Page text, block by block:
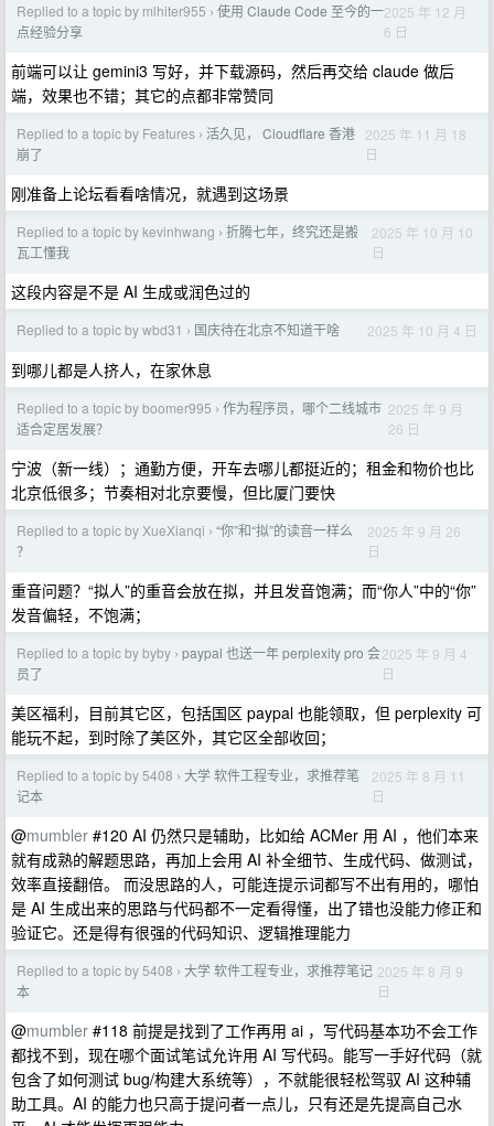
Replied to a topic by mlhiter955 › 使用 Claude Code 至今的一
点经验分享
2025 年 12 月
6 日
前端可以让 gemini3 写好，并下载源码，然后再交给 claude 做后
端，效果也不错；其它的点都非常赞同
Replied to a topic by Features › 活久见， Cloudflare 香港
崩了
2025 年 11 月 18
日
刚准备上论坛看看啥情况，就遇到这场景
Replied to a topic by kevinhwang › 折腾七年，终究还是搬
瓦工懂我
2025 年 10 月 10
日
这段内容是不是 AI 生成或润色过的
Replied to a topic by wbd31 › 国庆待在北京不知道干啥 2025 年 10 月 4 日
到哪儿都是人挤人，在家休息
Replied to a topic by boomer995 › 作为程序员，哪个二线城市
适合定居发展？
2025 年 9 月
26 日
宁波（新一线）；通勤方便，开车去哪儿都挺近的；租金和物价也比
北京低很多；节奏相对北京要慢，但比厦门要快
Replied to a topic by XueXianqi › “你”和“拟”的读音一样么
？
2025 年 9 月 26
日
重音问题？“拟人”的重音会放在拟，并且发音饱满；而“你人”中的“你”
发音偏轻，不饱满；
Replied to a topic by byby › paypal 也送一年 perplexity pro 会
员了
2025 年 9 月 4
日
美区福利，目前其它区，包括国区 paypal 也能领取，但 perplexity 可
能玩不起，到时除了美区外，其它区全部收回；
Replied to a topic by 5408 › 大学 软件工程专业，求推荐笔
记本
2025 年 8 月 11
日
@mumbler #120 AI 仍然只是辅助，比如给 ACMer 用 AI ，他们本来
就有成熟的解题思路，再加上会用 AI 补全细节、生成代码、做测试，
效率直接翻倍。 而没思路的人，可能连提示词都写不出有用的，哪怕
是 AI 生成出来的思路与代码都不一定看得懂，出了错也没能力修正和
验证它。还是得有很强的代码知识、逻辑推理能力
Replied to a topic by 5408 › 大学 软件工程专业，求推荐笔记
本
2025 年 8 月 9
日
@mumbler #118 前提是找到了工作再用 ai ，写代码基本功不会工作
都找不到，现在哪个面试笔试允许用 AI 写代码。能写一手好代码（就
包含了如何测试 bug/构建大系统等），不就能很轻松驾驭 AI 这种辅
助工具。AI 的能力也只高于提问者一点儿，只有还是先提高自己水